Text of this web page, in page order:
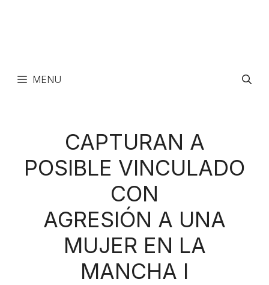
MENU
CAPTURAN A
POSIBLE VINCULADO
CON
AGRESIÓN A UNA
MUJER EN LA
MANCHA I